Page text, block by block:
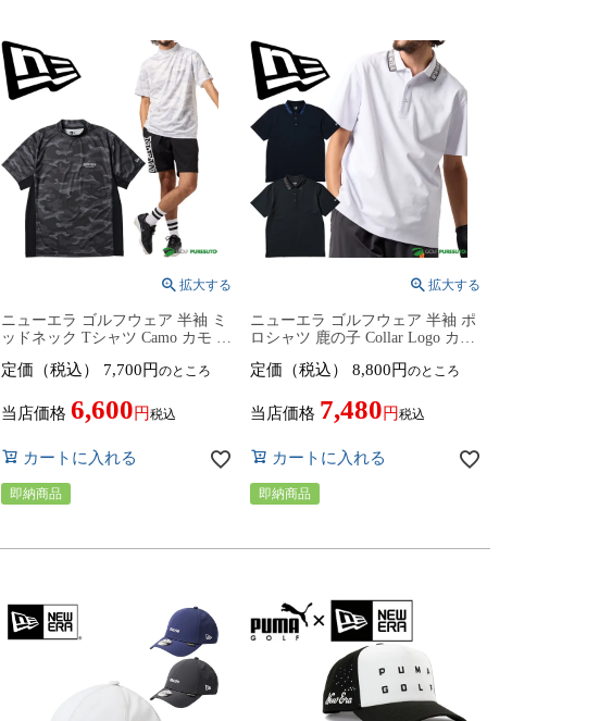
ニューエラ ゴルフウェア 半袖 ミ
ッドネック Tシャツ Camo カモ テ
14859926／14859927 2026年春夏
メンズ レディース ニューエラゴ
ルフ 吸汗速乾 紫外線カット
定価（税込） 7,700 のところ
当店価格 6,600 税込
カートに入れる
即納商品
ニューエラ ゴルフウェア 半袖 ポ
ロシャツ 鹿の子 Collar Logo カラ
14859944／14859945 2026年春夏
トップス メンズ レディース ニュ
ーエラゴルフ
定価（税込） 8,800 のところ
当店価格 7,480 税込
カートに入れる
即納商品